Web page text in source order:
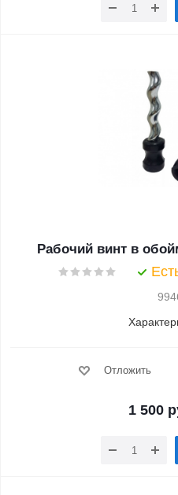
Рабочий винт в
Отложить
1 500